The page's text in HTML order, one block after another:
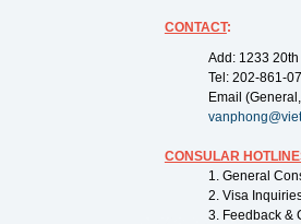
CONTACT:
Add: 1233
Tel: 202-861-
Email
CONSULAR
1. General
2. Visa
3. Feedback &